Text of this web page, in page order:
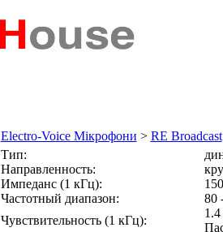
Electro-Voice Мікрофони > RE Broadcast
Тип:
Направленность:
Импеданс (1 кГц):
Частотный диапазон:
80
Чувствительность (1 кГц):